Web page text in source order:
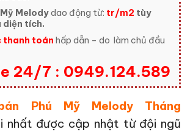
Melodydao động từ: tr/m2 tùy
diện tích.
thanh toán hấp dẫn – do làm chủ đầu
24/7 : 0949.124.589
Phú Mỹ Melody Tháng
nhất được cập nhật từ đội ngũ